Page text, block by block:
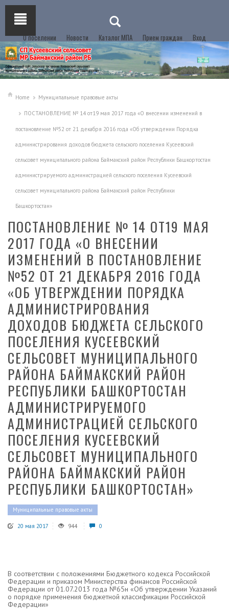
О поселении Новости Каталог МПА Прием граждан Вход
Home Муниципальные правовые акты
ПОСТАНОВЛЕНИЕ № 14 от19 мая 2017 года «О внесении изменений в
постановление №52 от 21 декабря 2016 года «Об утверждении Порядка
администрирования доходов бюджета сельского поселения Кусеевский
сельсовет муниципального района Баймакский район Республики Башкортостан
администрируемого администрацией сельского поселения Кусеевский
сельсовет муниципального района Баймакский район Республики
Башкортостан»
ПОСТАНОВЛЕНИЕ № 14 ОТ19 МАЯ
2017 ГОДА «О ВНЕСЕНИИ
ИЗМЕНЕНИЙ В ПОСТАНОВЛЕНИЕ
№52 ОТ 21 ДЕКАБРЯ 2016 ГОДА
«ОБ УТВЕРЖДЕНИИ ПОРЯДКА
АДМИНИСТРИРОВАНИЯ
ДОХОДОВ БЮДЖЕТА СЕЛЬСКОГО
ПОСЕЛЕНИЯ КУСЕЕВСКИЙ
СЕЛЬСОВЕТ МУНИЦИПАЛЬНОГО
РАЙОНА БАЙМАКСКИЙ РАЙОН
РЕСПУБЛИКИ БАШКОРТОСТАН
АДМИНИСТРИРУЕМОГО
АДМИНИСТРАЦИЕЙ СЕЛЬСКОГО
ПОСЕЛЕНИЯ КУСЕЕВСКИЙ
СЕЛЬСОВЕТ МУНИЦИПАЛЬНОГО
РАЙОНА БАЙМАКСКИЙ РАЙОН
РЕСПУБЛИКИ БАШКОРТОСТАН»
Муниципальные правовые акты
20 мая 2017 944 0
В соответствии с положениями Бюджетного кодекса Российской
Федерации и приказом Министерства финансов Российской
Федерации от 01.07.2013 года №65н «Об утверждении Указаний
о порядке применения бюджетной классификации Российской
Федерации»